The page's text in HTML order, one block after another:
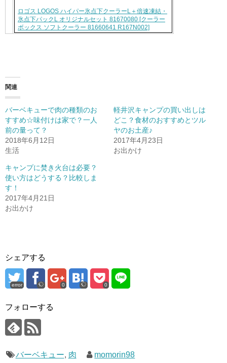
ロゴス LOGOS ハイパー氷点下クーラーL＋倍速凍結・
氷点下パックL オリジナルセット 81670080 [クーラー
ボックス ソフトクーラー 81660641 R167N002]
関連
バーベキューで肉の種類のお
すすめ☆味付けは家で？一人
前の量って？
2018年6月12日
生活
軽井沢キャンプの買い出しは
どこ？食材のおすすめとツル
ヤのお土産♪
2017年4月23日
お出かけ
キャンプに焚き火台は必要？
使い方はどうする？比較しま
す！
2017年4月21日
お出かけ
シェアする
error 0 0
フォローする
バーベキュー, 肉 momorin98